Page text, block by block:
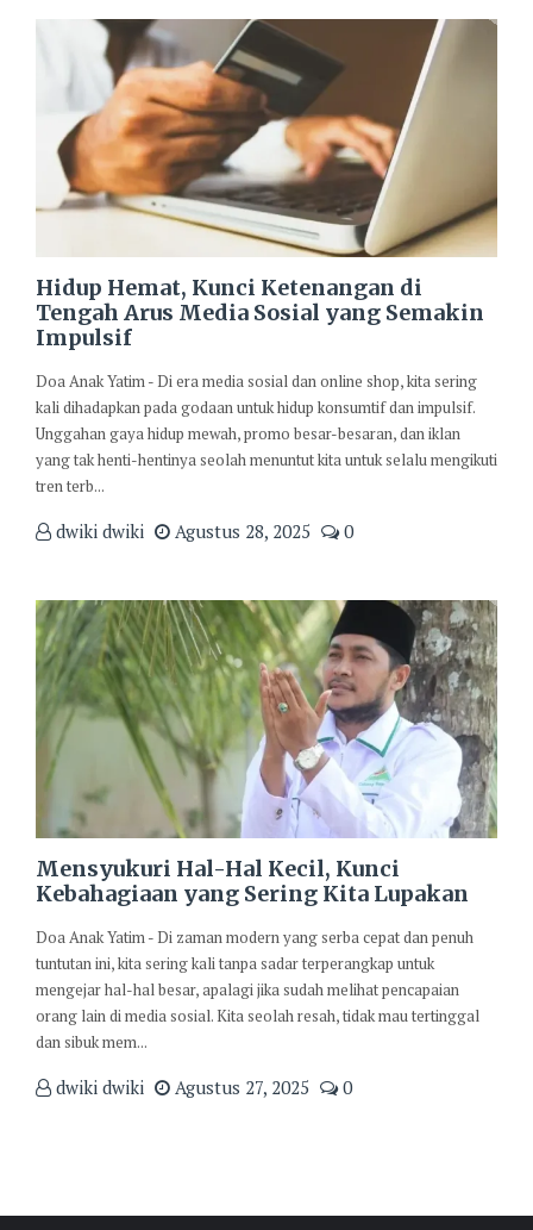
Hidup Hemat, Kunci Ketenangan di
Tengah Arus Media Sosial yang Semakin
Impulsif
Doa Anak Yatim - Di era media sosial dan online shop, kita sering
kali dihadapkan pada godaan untuk hidup konsumtif dan impulsif.
Unggahan gaya hidup mewah, promo besar-besaran, dan iklan
yang tak henti-hentinya seolah menuntut kita untuk selalu mengikuti
tren terb...
dwiki dwiki Agustus 28, 2025 0
Mensyukuri Hal-Hal Kecil, Kunci
Kebahagiaan yang Sering Kita Lupakan
Doa Anak Yatim - Di zaman modern yang serba cepat dan penuh
tuntutan ini, kita sering kali tanpa sadar terperangkap untuk
mengejar hal-hal besar, apalagi jika sudah melihat pencapaian
orang lain di media sosial. Kita seolah resah, tidak mau tertinggal
dan sibuk mem...
dwiki dwiki Agustus 27, 2025 0